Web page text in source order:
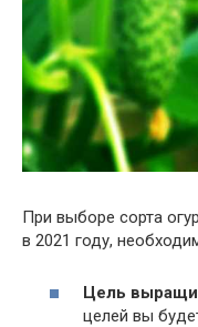
При выборе сорта
в 2021 году,
Цель
целей вы